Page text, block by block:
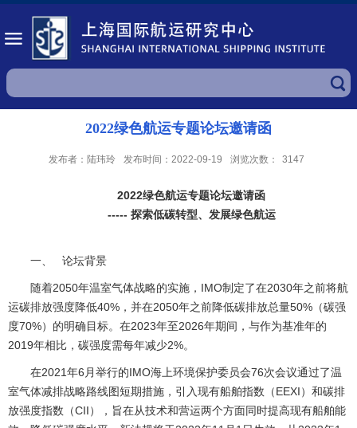
2022绿色航运专题论坛邀请函
发布者：陆玮玲 发布时间：2022-09-19 浏览次数： 3147
2022绿色航运专题论坛邀请函
----- 探索低碳转型、发展绿色航运
一、 论坛背景
随着2050年温室气体战略的实施，IMO制定了在2030年之前将航
运碳排放强度降低40%，并在2050年之前降低碳排放总量50%（碳强
度70%）的明确目标。在2023年至2026年期间，与作为基准年的
2019年相比，碳强度需每年减少2%。
在2021年6月举行的IMO海上环境保护委员会76次会议通过了温
室气体减排战略路线图短期措施，引入现有船舶指数（EEXI）和碳排
放强度指数（CII），旨在从技术和营运两个方面同时提高现有船舶能